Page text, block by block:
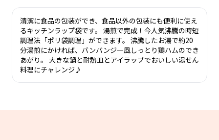
清潔に食品の包装ができ、食品以外の包装にも便利に使え
るキッチンラップ袋です。 湯煎で完成！今人気沸騰の時短
調理法「ポリ袋調理」ができます。 沸騰したお湯で約20
分湯煎にかければ、バンバンジー風しっとり鶏ハムのでき
あがり。 大きな鍋と耐熱皿とアイラップでおいしい湯せん
料理にチャレンジ♪